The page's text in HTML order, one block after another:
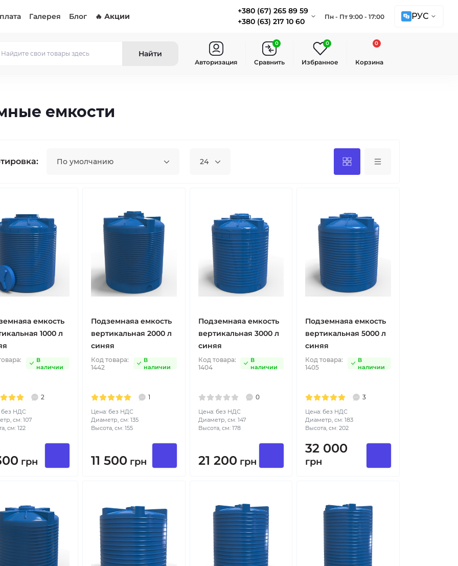
Галерея Блог 🔥 Акции
+380 (67) 265 89 59
+380 (63) 217 10 60
Пн - Пт 9:00 - 17:00 РУС
Найти
Авторизация Сравнить
0
Избранное
0
Корзина
0
емкости
По умолчанию 24
емкость
1000 л
В
наличии
2
без НДС
см: 107
см: 122
грн
Подземнаяа емкость
вертикальная 2000 л
синяя
Код товара:
1442
В
наличии
1
Цена: без НДС
Диаметр, см: 135
Высота, см: 155
11 500 грн
Подземнаяа емкость
вертикальная 3000 л
синяя
Код товара:
1404
В
наличии
0
Цена: без НДС
Диаметр, см: 147
Высота, см: 178
21 200 грн
Подземнаяа емкость
вертикальная 5000 л
синяя
Код товара:
1405
В
наличии
3
Цена: без НДС
Диаметр, см: 183
Высота, см: 202
32 000
грн